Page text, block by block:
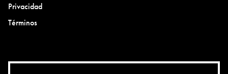
Privacidad
Términos